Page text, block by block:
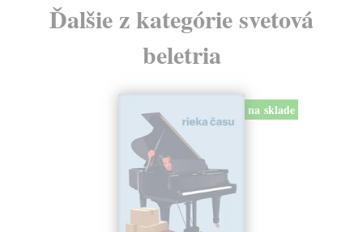
Ďalšie z kategórie svetová
beletria
na sklade